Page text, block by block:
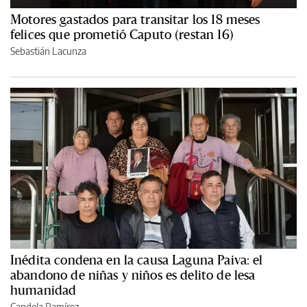
Motores gastados para transitar los 18 meses
felices que prometió Caputo (restan 16)
Sebastián Lacunza
Inédita condena en la causa Laguna Paiva: el
abandono de niñas y niños es delito de lesa
humanidad